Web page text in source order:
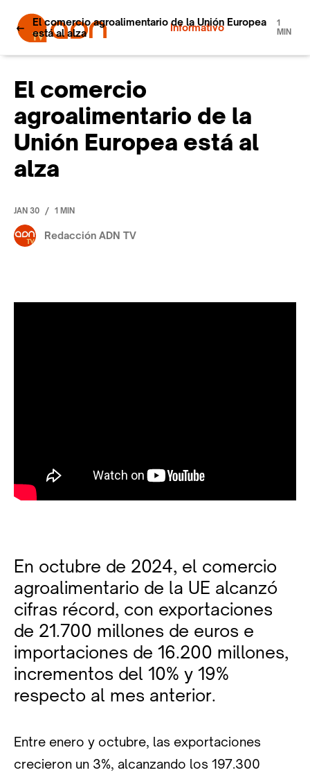
Informativo
El comercio agroalimentario de la Unión Europea
está al alza
1
MIN
El comercio
agroalimentario de la
Unión Europea está al
alza
JAN 30 / 1 MIN
Redacción ADN TV
En octubre de 2024, el comercio
agroalimentario de la UE alcanzó
cifras récord, con exportaciones
de 21.700 millones de euros e
importaciones de 16.200 millones,
incrementos del 10% y 19%
respecto al mes anterior.
Entre enero y octubre, las exportaciones
crecieron un 3%, alcanzando los 197.300